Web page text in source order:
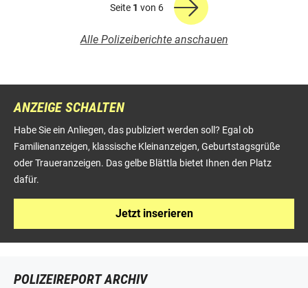
Seite 1 von 6
Alle Polizeiberichte anschauen
ANZEIGE SCHALTEN
Habe Sie ein Anliegen, das publiziert werden soll? Egal ob
Familienanzeigen, klassische Kleinanzeigen, Geburtstagsgrüße
oder Traueranzeigen. Das gelbe Blättla bietet Ihnen den Platz
dafür.
Jetzt inserieren
POLIZEIREPORT ARCHIV